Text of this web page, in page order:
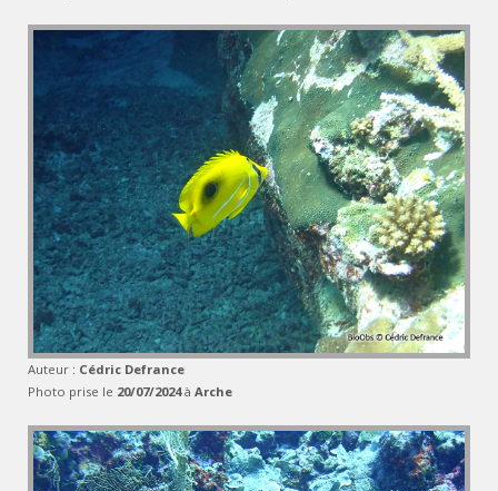
Auteur : Cédric Defrance
Photo prise le 20/07/2024à Arche